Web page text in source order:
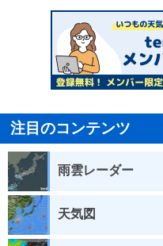
注目のコンテンツ
雨雲レーダー
天気図